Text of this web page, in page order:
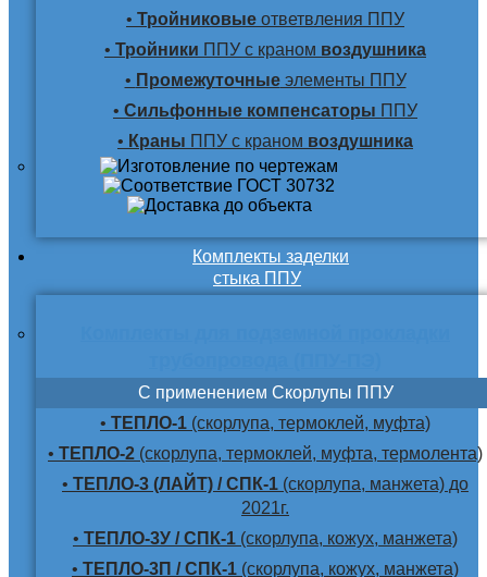
• Тройниковые ответвления ППУ
• Тройники ППУ с краном воздушника
• Промежуточныеэлементы ППУ
• Сильфонные компенсаторы ППУ
• Краны ППУ с краном воздушника
Комплекты заделки
стыка ППУ
С применением Скорлупы ППУ
• ТЕПЛО-1 (скорлупа, термоклей, муфта)
• ТЕПЛО-2 (скорлупа, термоклей, муфта, термолента)
• ТЕПЛО-3 (ЛАЙТ) / СПК-1 (скорлупа, манжета) до
2021г.
• ТЕПЛО-3У / СПК-1 (скорлупа, кожух, манжета)
• ТЕПЛО-3П / СПК-1 (скорлупа, кожух, манжета)